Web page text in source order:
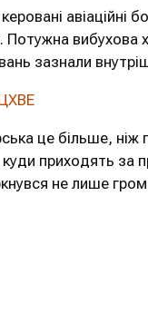
Потужна вибухова
зазнали
це більше, ніж
куди приходять
не лише